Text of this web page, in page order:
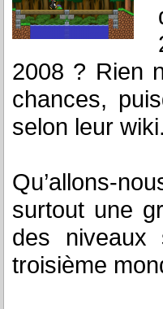
2008 ? Rien
chances,
selon leur wiki.
Qu’allons-
surtout une
des niveaux
troisième